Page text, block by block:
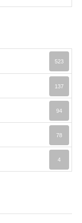
523
137
94
78
4